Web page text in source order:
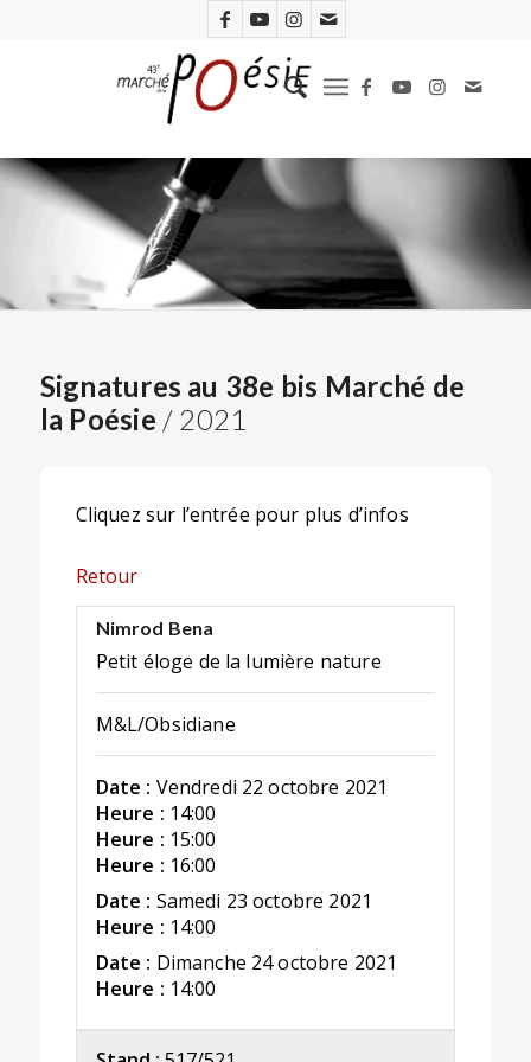
Signatures au 38e bis Marché de
la Poésie / 2021
Cliquez sur l’entrée pour plus d’infos
Retour
Nimrod Bena
Petit éloge de la lumière nature
M&L/Obsidiane
Date : Vendredi 22 octobre 2021
Heure : 14:00
Heure : 15:00
Heure : 16:00
Date : Samedi 23 octobre 2021
Heure : 14:00
Date : Dimanche 24 octobre 2021
Heure : 14:00